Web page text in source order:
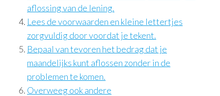
aflossing van de lening.
Lees de voorwaarden en kleine lettertjes
zorgvuldig door voordat je tekent.
Bepaal van tevoren het bedrag dat je
maandelijks kunt aflossen zonder in de
problemen te komen.
Overweeg ook andere